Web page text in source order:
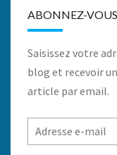
ABONNEZ-
Saisissez votre
blog et recevoir
article par email.
Adresse
e-